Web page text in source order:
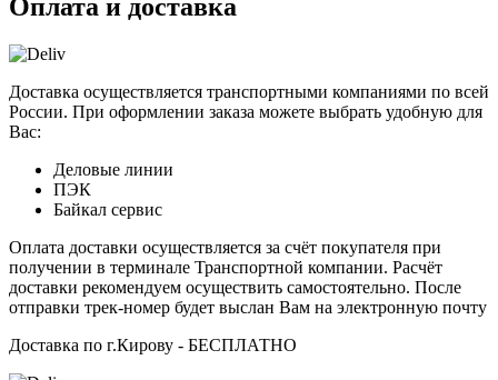
Оплата и доставка
Доставка осуществляется транспортными компаниями по всей
России. При оформлении заказа можете выбрать удобную для
Вас:
Деловые линии
ПЭК
Байкал сервис
Оплата доставки осуществляется за счёт покупателя при
получении в терминале Транспортной компании. Расчёт
доставки рекомендуем осуществить самостоятельно. После
отправки трек-номер будет выслан Вам на электронную почту
Доставка по г.Кирову - БЕСПЛАТНО